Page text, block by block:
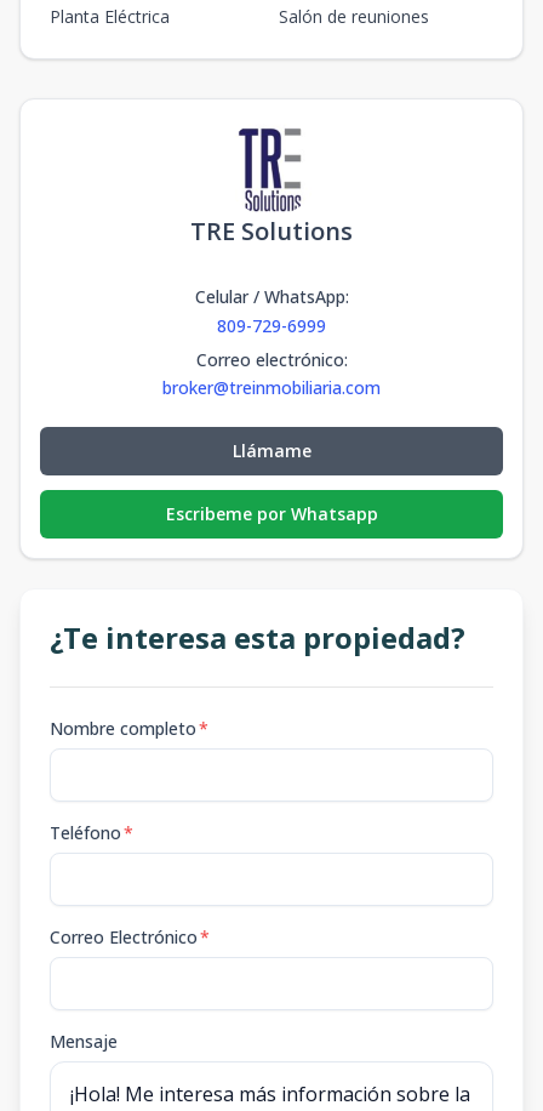
Planta Eléctrica Salón de reuniones
TRE Solutions
Celular / WhatsApp:
809-729-6999
Correo electrónico:
broker@treinmobiliaria.com
Llámame
Escribeme por Whatsapp
¿Te interesa esta propiedad?
Nombre completo*
Teléfono*
Correo Electrónico*
Mensaje